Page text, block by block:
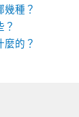
h
t
幾種？
？
麼的？